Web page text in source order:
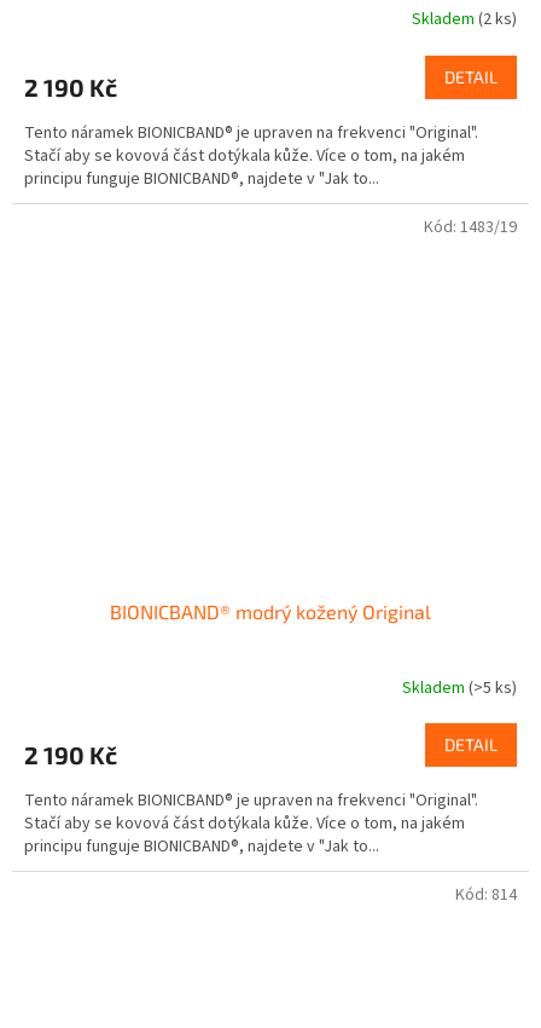
Skladem (2 ks)
2 190 Kč DETAIL
Tento náramek BIONICBAND® je upraven na frekvenci "Original".
Stačí aby se kovová část dotýkala kůže. Více o tom, na jakém
principu funguje BIONICBAND®, najdete v "Jak to...
BIONICBAND® modrý kožený Original
Skladem (>5 ks)
2 190 Kč DETAIL
Tento náramek BIONICBAND® je upraven na frekvenci "Original".
Stačí aby se kovová část dotýkala kůže. Více o tom, na jakém
principu funguje BIONICBAND®, najdete v "Jak to...
Kód: 1483/19
Kód: 814